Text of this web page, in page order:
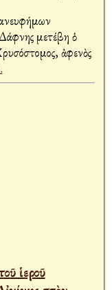
μετέβη ὁ
ἀφενὸς
ἱεροῦ